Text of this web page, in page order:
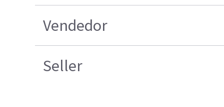
Vendedor
Seller